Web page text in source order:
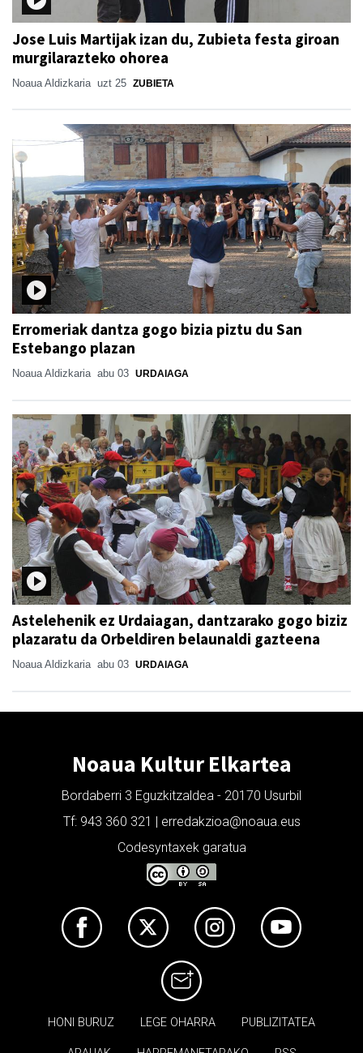
Jose Luis Martijak izan du, Zubieta festa giroan
murgilarazteko ohorea
Noaua Aldizkaria uzt 25 ZUBIETA
Erromeriak dantza gogo bizia piztu du San
Estebango plazan
Noaua Aldizkaria abu 03 URDAIAGA
Astelehenik ez Urdaiagan, dantzarako gogo biziz
plazaratu da Orbeldiren belaunaldi gazteena
Noaua Aldizkaria abu 03 URDAIAGA
Noaua Kultur Elkartea
Bordaberri 3 Eguzkitzaldea - 20170 Usurbil
Tf: 943 360 321 | erredakzioa@noaua.eus
Codesyntaxek garatua
HONI BURUZ LEGE OHARRA PUBLIZITATEA